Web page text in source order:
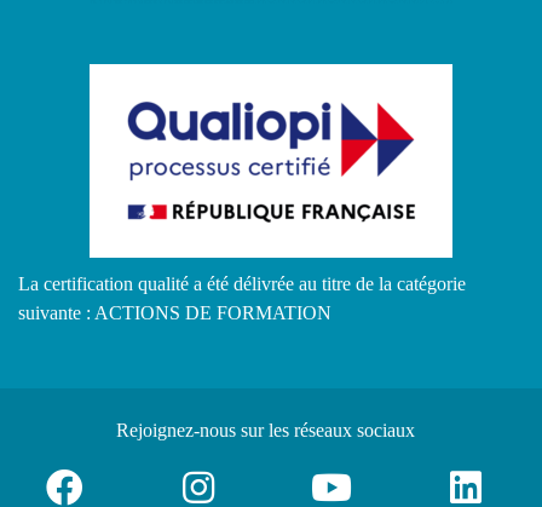
La certification qualité a été délivrée au titre de la catégorie
suivante : ACTIONS DE FORMATION
Rejoignez-nous sur les réseaux sociaux